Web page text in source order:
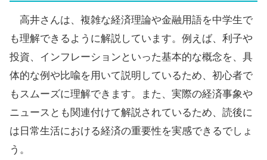
高井さんは、複雑な経済理論や金融用語を中学生で
も理解できるように解説しています。例えば、利子や
投資、インフレーションといった基本的な概念を、具
体的な例や比喩を用いて説明しているため、初心者で
もスムーズに理解できます。また、実際の経済事象や
ニュースとも関連付けて解説されているため、読後に
は日常生活における経済の重要性を実感できるでしょ
う。